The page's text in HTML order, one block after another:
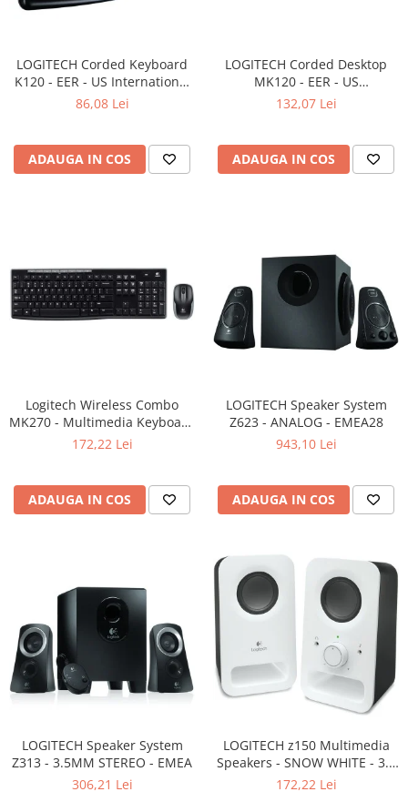
LOGITECH Corded Keyboard
K120 - EER - US International
layout
86,08 Lei
ADAUGA IN COS
LOGITECH Corded Desktop
MK120 - EER - US
International layout
132,07 Lei
ADAUGA IN COS
Logitech Wireless Combo
MK270 - Multimedia Keyboard
+ Mouse, Black
172,22 Lei
ADAUGA IN COS
LOGITECH Speaker System
Z623 - ANALOG - EMEA28
943,10 Lei
ADAUGA IN COS
LOGITECH Speaker System
Z313 - 3.5MM STEREO - EMEA
306,21 Lei
LOGITECH z150 Multimedia
Speakers - SNOW WHITE - 3.5
MM - EU
172,22 Lei